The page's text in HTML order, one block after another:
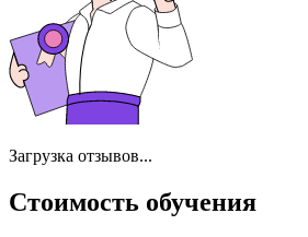
Загрузка отзывов...
Стоимость обучения